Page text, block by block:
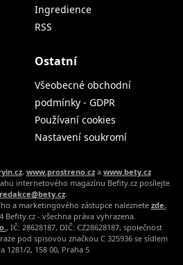
Ingredience
RSS
Ostatní
Všeobecné obchodní
podmínky - GDPR
Používaní cookies
Nastavení soukromí
, www.prostreno.cza www.bety.cz
internetového magazínu Befity.cz posílejte
redakce@bety.cz.
a marketingového zástupce naleznete zde.
Befity.cz - všechna práva vyhrazena.
, IČ: 28628187, DIČ: CZ28628187, společnost
pod spisovou značkou C 325936 se sídlem
1281/2, 158 00, Praha 5